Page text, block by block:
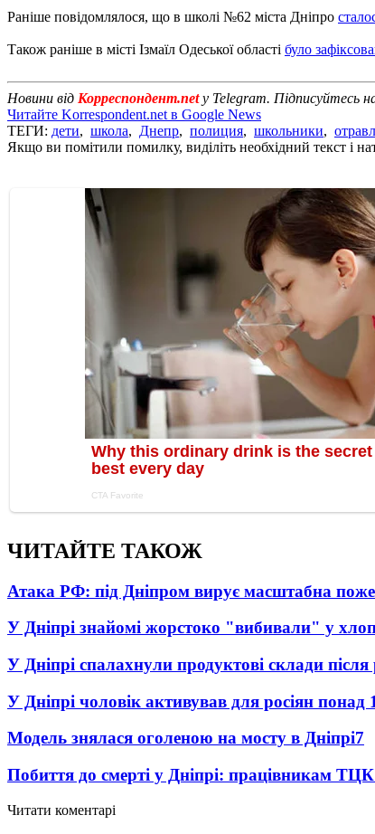
Раніше повідомлялося, що в школі №62 міста Дніпро
Також раніше в місті Ізмаїл Одеської області було
Новини від Корреспондент.netу Telegram. Підписуйтесь
Читайте Korrespondent.net в Google News
ТЕГИ: дети, школа, Днепр, полиция, школьники,
Якщо ви помітили помилку, виділіть необхідний текст і
ЧИТАЙТЕ ТАКОЖ
Атака РФ: під Дніпром вирує масштабна
У Дніпрі знайомі жорстоко "вибивали" у
У Дніпрі спалахнули продуктові склади після
У Дніпрі чоловік активував для росіян понад
Модель знялася оголеною на мосту в Дніпрі7
Побиття до смерті у Дніпрі: працівникам
Читати коментарі